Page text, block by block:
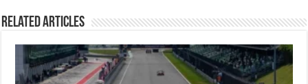
Related Articles